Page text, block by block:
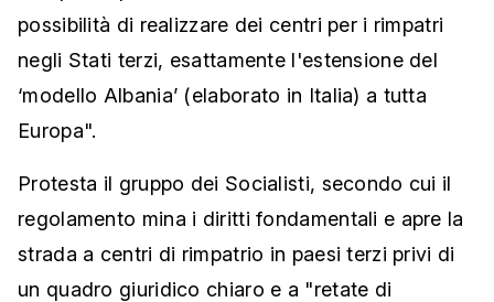
possibilità di realizzare dei centri per i rimpatri
negli Stati terzi, esattamente l'estensione del
‘modello Albania’ (elaborato in Italia) a tutta
Europa".
Protesta il gruppo dei Socialisti, secondo cui il
regolamento mina i diritti fondamentali e apre la
strada a centri di rimpatrio in paesi terzi privi di
un quadro giuridico chiaro e a "retate di